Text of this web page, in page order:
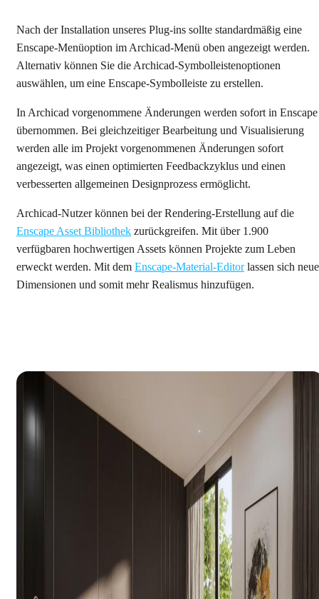
Nach der Installation unseres Plug-ins sollte standardmäßig eine
Enscape-Menüoption im Archicad-Menü oben angezeigt werden.
Alternativ können Sie die Archicad-Symbolleistenoptionen
auswählen, um eine Enscape-Symbolleiste zu erstellen.
In Archicad vorgenommene Änderungen werden sofort in Enscape
übernommen. Bei gleichzeitiger Bearbeitung und Visualisierung
werden alle im Projekt vorgenommenen Änderungen sofort
angezeigt, was einen optimierten Feedbackzyklus und einen
verbesserten allgemeinen Designprozess ermöglicht.
Archicad-Nutzer können bei der Rendering-Erstellung auf die
Enscape Asset Bibliothek zurückgreifen. Mit über 1.900
verfügbaren hochwertigen Assets können Projekte zum Leben
erweckt werden. Mit dem Enscape-Material-Editorlassen sich neue
Dimensionen und somit mehr Realismus hinzufügen.